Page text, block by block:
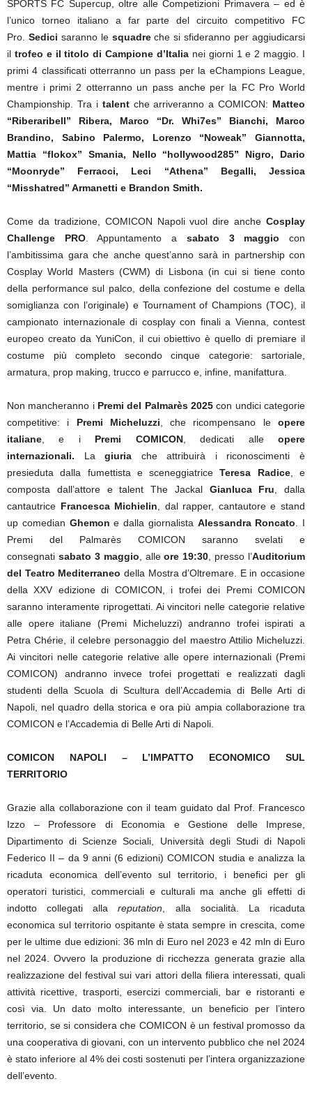
SPORTS FC Supercup, oltre alle Competizioni Primavera – ed è
l’unico torneo italiano a far parte del circuito competitivo FC
Pro. Sedici saranno le squadreche si sfideranno per aggiudicarsi
il trofeo e il titolo di Campione d’Italia nei giorni 1 e 2 maggio. I
primi 4 classificati otterranno un pass per la eChampions League,
mentre i primi 2 otterranno un pass anche per la FC Pro World
Championship. Tra i talentche arriveranno a COMICON: Matteo
“Riberaribell” Ribera, Marco “Dr. Whi7es” Bianchi, Marco
Brandino, Sabino Palermo, Lorenzo “Noweak” Giannotta,
Mattia “flokox” Smania, Nello “hollywood285” Nigro, Dario
“Moonryde” Ferracci, Leci “Athena” Begalli, Jessica
“Misshatred” Armanetti e Brandon Smith.
Come da tradizione, COMICON Napoli vuol dire anche Cosplay
Challenge PRO. Appuntamento a sabato 3 maggiocon
l’ambitissima gara che anche quest’anno sarà in partnership con
Cosplay World Masters (CWM) di Lisbona (in cui si tiene conto
della performance sul palco, della confezione del costume e della
somiglianza con l’originale) e Tournament of Champions (TOC), il
campionato internazionale di cosplay con finali a Vienna, contest
europeo creato da YuniCon, il cui obiettivo è quello di premiare il
costume più completo secondo cinque categorie: sartoriale,
armatura, prop making, trucco e parrucco e, infine, manifattura.
Non mancheranno i Premi del Palmarès 2025con undici categorie
competitive: i Premi Micheluzzi , che ricompensano leopere
italiane , e i Premi COMICON, dedicati alleopere
internazionali. Lagiuria che attribuirà i riconoscimenti è
presieduta dalla fumettista e sceneggiatriceTeresa Radice, e
composta dall’attore e talent The Jackal Gianluca Fru , dalla
cantautrice Francesca Michielin , dal rapper, cantautore e stand
up comedian Ghemon e dalla giornalista Alessandra Roncato . I
Premi del Palmarès COMICON saranno svelati e
consegnati sabato 3 maggio , alleore 19:30 , presso l’Auditorium
del Teatro Mediterraneo della Mostra d’Oltremare. E in occasione
della XXV edizione di COMICON, i trofei dei Premi COMICON
saranno interamente riprogettati. Ai vincitori nelle categorie relative
alle opere italiane (Premi Micheluzzi) andranno trofei ispirati a
Petra Chérie, il celebre personaggio del maestro Attilio Micheluzzi.
Ai vincitori nelle categorie relative alle opere internazionali (Premi
COMICON) andranno invece trofei progettati e realizzati dagli
studenti della Scuola di Scultura dell’Accademia di Belle Arti di
Napoli, nel quadro della storica e ora più ampia collaborazione tra
COMICON e l’Accademia di Belle Arti di Napoli.
COMICON NAPOLI – L’IMPATTO ECONOMICO SUL
TERRITORIO
Grazie alla collaborazione con il team guidato dal Prof. Francesco
Izzo – Professore di Economia e Gestione delle Imprese,
Dipartimento di Scienze Sociali, Università degli Studi di Napoli
Federico II – da 9 anni (6 edizioni) COMICON studia e analizza la
ricaduta economica dell’evento sul territorio, i benefici per gli
operatori turistici, commerciali e culturali ma anche gli effetti di
indotto collegati allareputation , alla socialità. La ricaduta
economica sul territorio ospitante è stata sempre in crescita, come
per le ultime due edizioni: 36 mln di Euro nel 2023 e 42 mln di Euro
nel 2024. Ovvero la produzione di ricchezza generata grazie alla
realizzazione del festival sui vari attori della filiera interessati, quali
attività ricettive, trasporti, esercizi commerciali, bar e ristoranti e
così via. Un dato molto interessante, un beneficio per l’intero
territorio, se si considera che COMICON è un festival promosso da
una cooperativa di giovani, con un intervento pubblico che nel 2024
è stato inferiore al 4% dei costi sostenuti per l’intera organizzazione
dell’evento.